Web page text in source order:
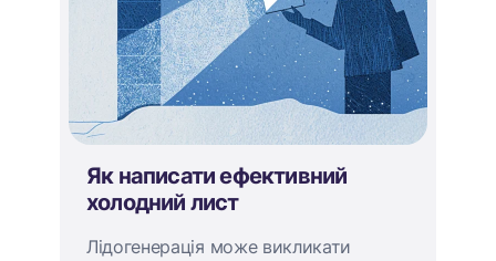
Як написати ефективний
холодний лист
Лідогенерація може викликати